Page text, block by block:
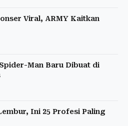
Viral, ARMY Kaitkan
Man Baru Dibuat di
Ini 25 Profesi Paling